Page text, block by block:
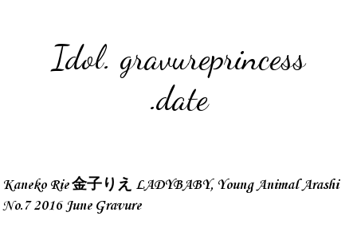
Idol. gravureprincess
.date
Kaneko Rie 金子りえ LADYBABY, Young Animal Arashi
No.7 2016 June Gravure